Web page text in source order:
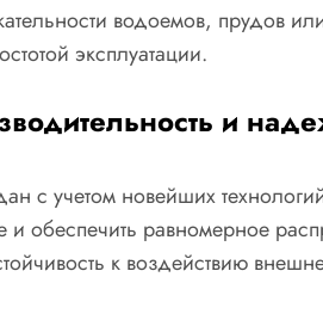
водоемов, прудов
эксплуатации.
и
с учетом новейших
и обеспечить равномерное
к воздействию